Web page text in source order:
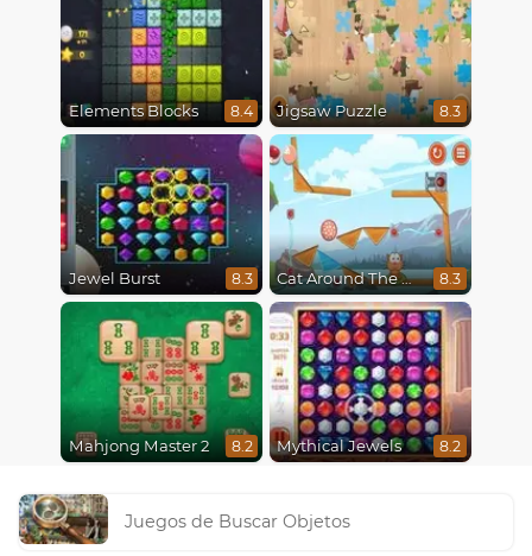
Elements Blocks 8.4 Jigsaw Puzzle 8.3
Jewel Burst 8.3 Cat Around The World 8.3
Mahjong Master 2 8.2 Mythical Jewels 8.2
Juegos de Buscar Objetos